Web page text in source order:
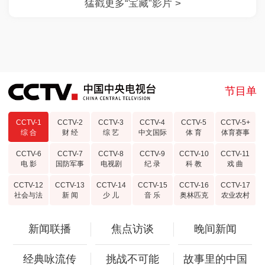
节目单
CCTV-1
综 合
CCTV-2
财 经
CCTV-3
综 艺
CCTV-4
中文国际
CCTV-5
体 育
CCTV-5+
体育赛事
CCTV-6
电 影
CCTV-7
国防军事
CCTV-8
电视剧
CCTV-9
纪 录
CCTV-10
科 教
CCTV-11
戏 曲
CCTV-12
社会与法
CCTV-13
新 闻
CCTV-14
少 儿
CCTV-15
音 乐
CCTV-16
奥林匹克
CCTV-17
农业农村
新闻联播 焦点访谈 晚间新闻
经典咏流传 挑战不可能 故事里的中国